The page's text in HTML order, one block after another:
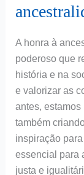
A honra à
poderoso que
história e na
e valorizar as
antes,
também
inspiração
essencial para
justa e